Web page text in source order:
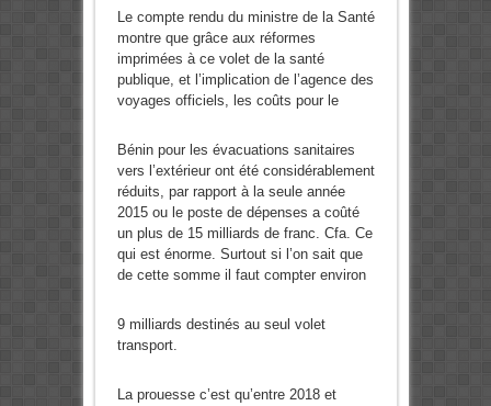
Le compte rendu du ministre de la Santé
montre que grâce aux réformes
imprimées à ce volet de la santé
publique, et l’implication de l’agence des
voyages officiels, les coûts pour le
Bénin pour les évacuations sanitaires
vers l’extérieur ont été considérablement
réduits, par rapport à la seule année
2015 ou le poste de dépenses a coûté
un plus de 15 milliards de franc. Cfa. Ce
qui est énorme. Surtout si l’on sait que
de cette somme il faut compter environ
9 milliards destinés au seul volet
transport.
La prouesse c’est qu’entre 2018 et